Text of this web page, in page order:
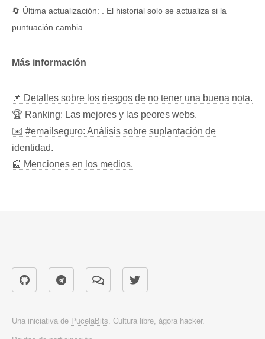
🔄 Última actualización: . El historial solo se actualiza si la
puntuación cambia.
Más información
📌 Detalles sobre los riesgos de no tener una buena nota.
🏆 Ranking: Las mejores y las peores webs.
✉️ #emailseguro: Análisis sobre suplantación de
identidad.
📰 Menciones en los medios.
Una iniciativa de PucelaBits. Cultura libre, ágora hacker.